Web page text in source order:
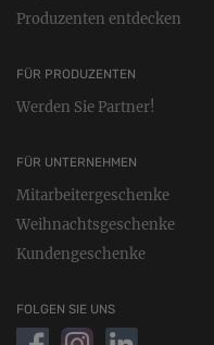
Produzenten entdecken
FÜR PRODUZENTEN
Werden Sie Partner!
FÜR UNTERNEHMEN
Mitarbeitergeschenke
Weihnachtsgeschenke
Kundengeschenke
FOLGEN SIE UNS